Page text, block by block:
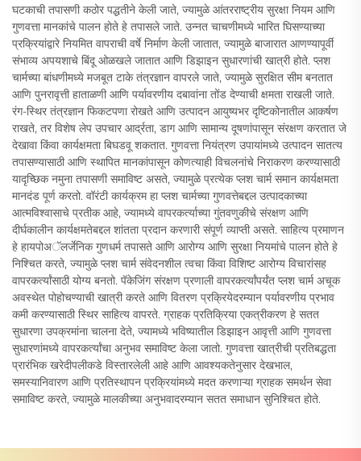
घटकाची तपासणी कठोर पद्धतीने केली जाते, ज्यामुळे आंतरराष्ट्रीय सुरक्षा नियम आणि
गुणवत्ता मानकांचे पालन होते हे तपासले जाते. उन्नत चाचणीमध्ये भारित घिसण्याच्या
प्रक्रियांद्वारे नियमित वापराची वर्षे निर्माण केली जातात, ज्यामुळे बाजारात आणण्यापूर्वी
संभाव्य अपयशाचे बिंदू ओळखले जातात आणि डिझाइन सुधारणांची खात्री होते. प्लश
चार्मच्या बांधणीमध्ये मजबूत टाके तंत्रज्ञान वापरले जाते, ज्यामुळे सुरक्षित सीम बनतात
आणि पुनरावृत्ती हाताळणी आणि पर्यावरणीय दबावांना तोंड देण्याची क्षमता राखली जाते.
रंग-स्थिर तंत्रज्ञान फिकटपणा रोखते आणि उत्पादन आयुष्यभर दृष्टिकोनातील आकर्षण
राखते, तर विशेष लेप उपचार आर्द्रता, डाग आणि सामान्य दूषणांपासून संरक्षण करतात जे
देखावा किंवा कार्यक्षमता बिघडवू शकतात. गुणवत्ता नियंत्रण उपायांमध्ये उत्पादन सातत्य
तपासण्यासाठी आणि स्थापित मानकांपासून कोणत्याही विचलनांचे निराकरण करण्यासाठी
यादृच्छिक नमुना तपासणी समाविष्ट असते, ज्यामुळे प्रत्येक प्लश चार्म समान कार्यक्षमता
मानदंड पूर्ण करतो. वॉरंटी कार्यक्रम हा प्लश चार्मच्या गुणवत्तेबद्दल उत्पादकाच्या
आत्मविश्वासाचे प्रतीक आहे, ज्यामध्ये वापरकर्त्याच्या गुंतवणुकीचे संरक्षण आणि
दीर्घकालीन कार्यक्षमतेबद्दल शांतता प्रदान करणारी संपूर्ण व्याप्ती असते. साहित्य प्रमाणन
हे हायपोअॅलर्जेनिक गुणधर्म तपासते आणि आरोग्य आणि सुरक्षा नियमांचे पालन होते हे
निश्चित करते, ज्यामुळे प्लश चार्म संवेदनशील त्वचा किंवा विशिष्ट आरोग्य विचारांसह
वापरकर्त्यांसाठी योग्य बनतो. पॅकेजिंग संरक्षण प्रणाली वापरकर्त्यांपर्यंत प्लश चार्म अचूक
अवस्थेत पोहोचण्याची खात्री करते आणि वितरण प्रक्रियेदरम्यान पर्यावरणीय प्रभाव
कमी करण्यासाठी स्थिर साहित्य वापरते. ग्राहक प्रतिक्रिया एकत्रीकरण हे सतत
सुधारणा उपक्रमांना चालना देते, ज्यामध्ये भविष्यातील डिझाइन आवृत्ती आणि गुणवत्ता
सुधारणांमध्ये वापरकर्त्यांचा अनुभव समाविष्ट केला जातो. गुणवत्ता खात्रीची प्रतिबद्धता
प्रारंभिक खरेदीपलीकडे विस्तारलेली आहे आणि आवश्यकतेनुसार देखभाल,
समस्यानिवारण आणि प्रतिस्थापन प्रक्रियांमध्ये मदत करणाऱ्या ग्राहक समर्थन सेवा
समाविष्ट करते, ज्यामुळे मालकीच्या अनुभवादरम्यान सतत समाधान सुनिश्चित होते.